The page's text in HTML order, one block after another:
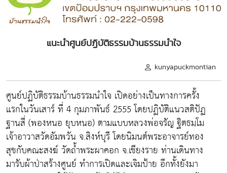
แนะนำศูนย์ปฏิบัติธรรมบ้านธรรมนำใจ
kunyapuckmontian
ศูนย์ปฏิบัติธรรมบ้านธรรมนำใจ เปิดอย่างเป็นทางการครั้ง
แรกในวันเสาร์ ที่ 4 กุมภาพันธ์ 2555 โดยปฏิบัติแนวสติปัฏ
ฐานสี่ (พองหนอ ยุบหนอ) ตามแบบหลวงพ่อจรัญ ฐิตธมฺโม
เจ้าอาวาสวัดอัมพวัน จ.สิงห์บุรี โดยนิมนต์พระอาจารย์ทอง
สุขกับคณะสงฆ์ วัดถ้ำพระผาคอก จ.เชียงราย ท่านเดินทาง
มารับผ้าป่าสร้างศูนย์ ทำการเปิดและเจิมป้าย อีกทั้งยังมา